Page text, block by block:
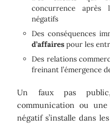
concurrence après
négatifs
Des conséquences
d’affaires pour les
Des relations
freinant l’émergence
Un faux pas
communication ou
négatif s’installe dans